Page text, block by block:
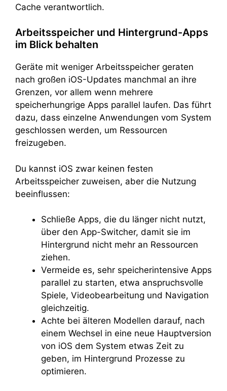
Cache verantwortlich.
Arbeitsspeicher und Hintergrund-Apps
im Blick behalten
Geräte mit weniger Arbeitsspeicher geraten
nach großen iOS-Updates manchmal an ihre
Grenzen, vor allem wenn mehrere
speicherhungrige Apps parallel laufen. Das führt
dazu, dass einzelne Anwendungen vom System
geschlossen werden, um Ressourcen
freizugeben.
Du kannst iOS zwar keinen festen
Arbeitsspeicher zuweisen, aber die Nutzung
beeinflussen:
Schließe Apps, die du länger nicht nutzt,
über den App-Switcher, damit sie im
Hintergrund nicht mehr an Ressourcen
ziehen.
Vermeide es, sehr speicherintensive Apps
parallel zu starten, etwa anspruchsvolle
Spiele, Videobearbeitung und Navigation
gleichzeitig.
Achte bei älteren Modellen darauf, nach
einem Wechsel in eine neue Hauptversion
von iOS dem System etwas Zeit zu
geben, im Hintergrund Prozesse zu
optimieren.